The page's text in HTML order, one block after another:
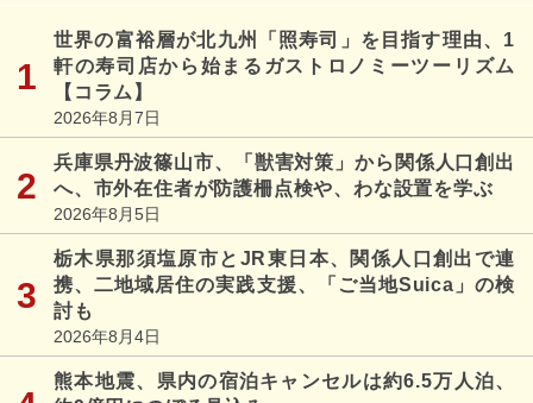
世界の富裕層が北九州「照寿司」を目指す理由、1
軒の寿司店から始まるガストロノミーツーリズム
【コラム】
2026年8月7日
兵庫県丹波篠山市、「獣害対策」から関係人口創出
へ、市外在住者が防護柵点検や、わな設置を学ぶ
2026年8月5日
栃木県那須塩原市とJR東日本、関係人口創出で連
携、二地域居住の実践支援、「ご当地Suica」の検
討も
2026年8月4日
熊本地震、県内の宿泊キャンセルは約6.5万人泊、